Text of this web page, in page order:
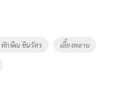
ทักษิณ ชินวัตร เลี้ยงหลาน